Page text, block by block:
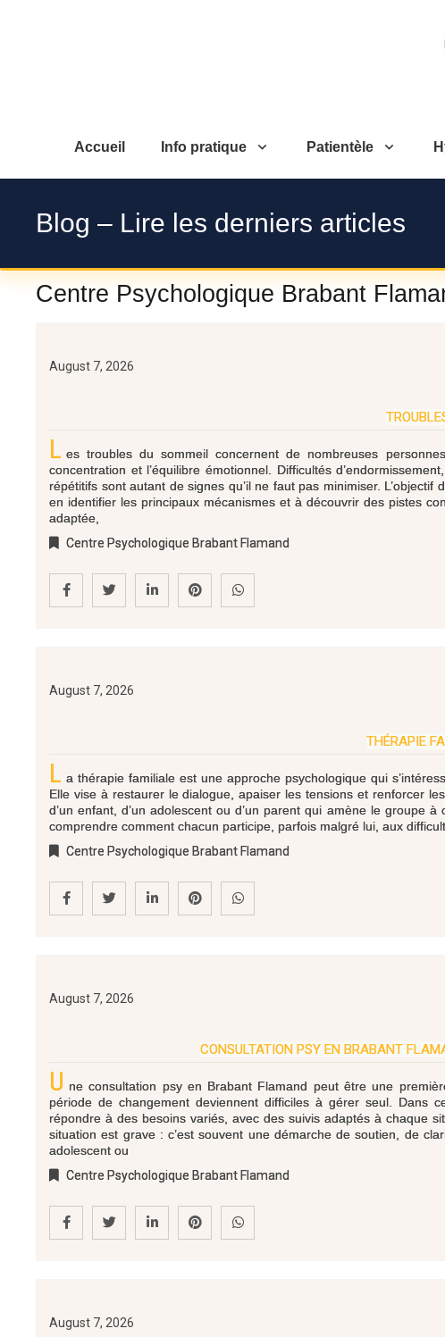
Accueil Info pratique Patientèle
Blog – Lire les derniers articles
Centre Psychologique Brabant
August 7, 2026
L es troubles du sommeil concernent de nombreuses
concentration et l’équilibre émotionnel. Difficultés
répétitifs sont autant de signes qu’il ne faut pas minimiser.
en identifier les principaux mécanismes et à découvrir des pistes
adaptée,
Centre Psychologique Brabant Flamand
August 7, 2026
THÉRAPIE
L a thérapie familiale est une approche psychologique qui
Elle vise à restaurer le dialogue, apaiser les tensions et renforcer
d’un enfant, d’un adolescent ou d’un parent qui amène le groupe
comprendre comment chacun participe, parfois malgré lui, aux
Centre Psychologique Brabant Flamand
August 7, 2026
CONSULTATION PSY EN BRABANT
U ne consultation psy en Brabant Flamand peut être une
période de changement deviennent difficiles à gérer seul. Dans
répondre à des besoins variés, avec des suivis adaptés à chaque
situation est grave : c’est souvent une démarche de soutien, de
adolescent ou
Centre Psychologique Brabant Flamand
August 7, 2026